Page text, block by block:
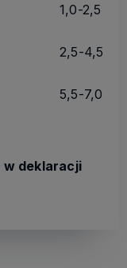
1,0-2,5
2,5-4,5
5,5-7,0
w deklaracji